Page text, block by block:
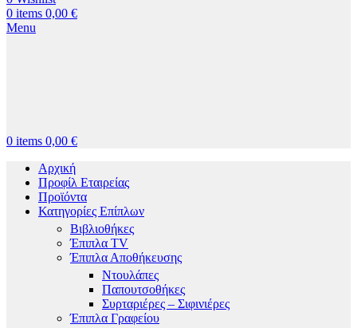
0 items 0,00 €
Menu
0 items 0,00 €
Αρχική
Προφίλ Εταιρείας
Προϊόντα
Κατηγορίες Επίπλων
Βιβλιοθήκες
Έπιπλα TV
Έπιπλα Αποθήκευσης
Ντουλάπες
Παπουτσοθήκες
Συρταριέρες – Σιφινιέρες
Έπιπλα Γραφείου